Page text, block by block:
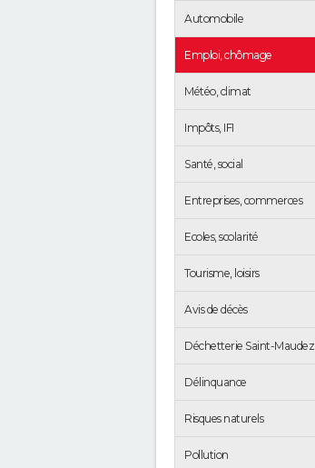
Automobile
Emploi, chômage
Météo, climat
Impôts, IFI
Santé, social
Entreprises, commerces
Ecoles, scolarité
Tourisme, loisirs
Avis de décès
Déchetterie Saint-Maudez
Délinquance
Risques naturels
Pollution